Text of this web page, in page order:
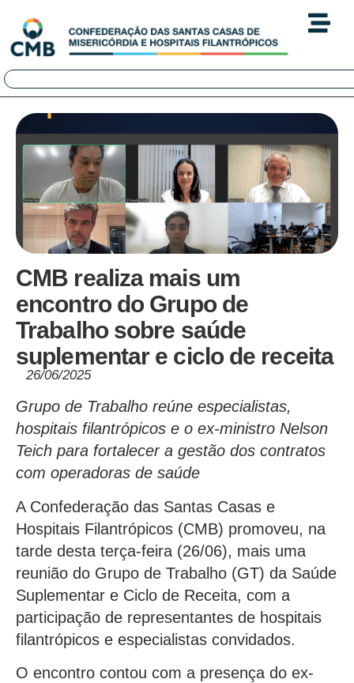
CMB realiza mais um
encontro do Grupo de
Trabalho sobre saúde
suplementar e ciclo de receita
26/06/2025
Grupo de Trabalho reúne especialistas,
hospitais filantrópicos e o ex-ministro Nelson
Teich para fortalecer a gestão dos contratos
com operadoras de saúde
A Confederação das Santas Casas e
Hospitais Filantrópicos (CMB) promoveu, na
tarde desta terça-feira (26/06), mais uma
reunião do Grupo de Trabalho (GT) da Saúde
Suplementar e Ciclo de Receita, com a
participação de representantes de hospitais
filantrópicos e especialistas convidados.
O encontro contou com a presença do ex-